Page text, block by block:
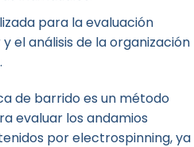
para la evaluación
el análisis de la organización
de barrido es un método
evaluar los andamios
por electrospinning, ya